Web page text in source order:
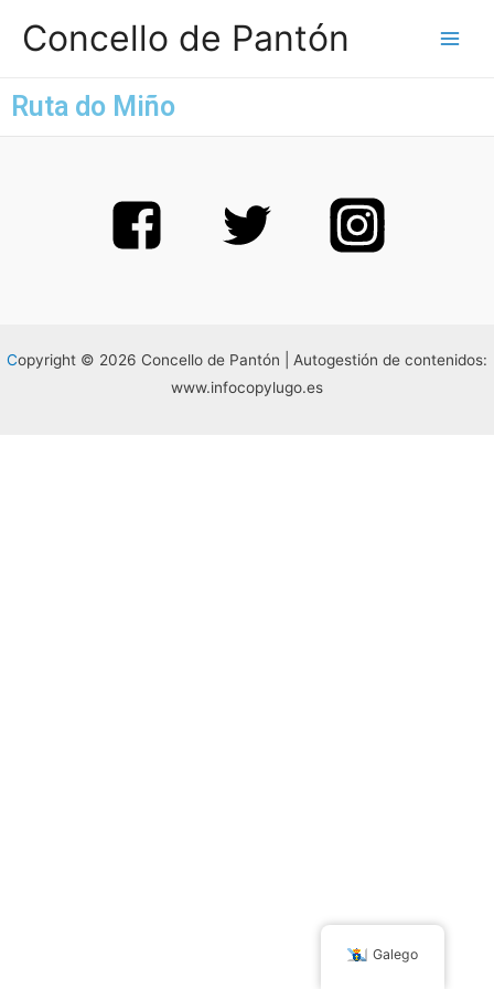
Concello de Pantón
Ruta do Miño
Copyright © 2026 Concello de Pantón | Autogestión de contenidos:
www.infocopylugo.es
Galego